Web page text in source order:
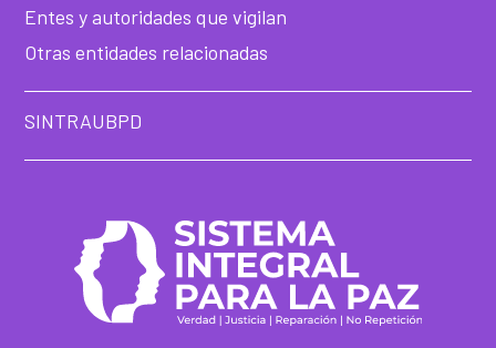
Entes y autoridades que vigilan
Otras entidades relacionadas
SINTRAUBPD